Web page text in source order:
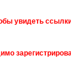
увидеть